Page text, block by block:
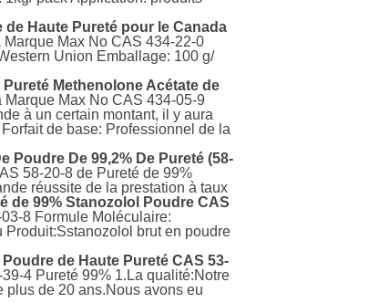
de Haute Pureté pour le Canada
Max No CAS 434-22-0
Union Emballage: 100 g/
Pureté Methenolone Acétate de
Max No CAS 434-05-9
à un certain montant, il y aura
de base: Professionnel de la
Poudre De 99,2% De Pureté (58-
58-20-8 de Pureté de 99%
réussite de la prestation à taux
de 99% Stanozolol Poudre CAS
8 Formule Moléculaire:
brut en poudre
de Haute Pureté CAS 53-
4 Pureté 99% 1.La qualité:Notre
de 20 ans.Nous avons eu